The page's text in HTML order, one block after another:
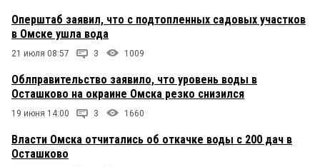
Оперштаб заявил, что с подтопленных садовых участков
в Омске ушла вода
21 июля 08:57 3 1009
Облправительство заявило, что уровень воды в
Осташково на окраине Омска резко снизился
19 июня 14:00 3 1660
Власти Омска отчитались об откачке воды с 200 дач в
Осташково